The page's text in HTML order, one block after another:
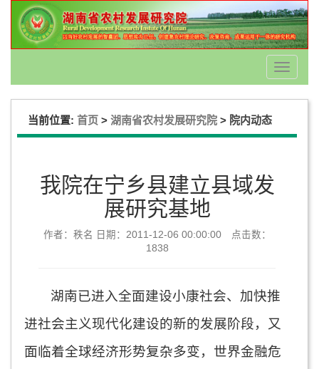
Toggle
当前位置: 首页 > 湖南省农村发展研究院 > 院内动态
我院在宁乡县建立县域发
展研究基地
作者：秩名 日期：2011-12-06 00:00:00 点击数：
1838
湖南已进入全面建设小康社会、加快推
进社会主义现代化建设的新的发展阶段，又
面临着全球经济形势复杂多变，世界金融危